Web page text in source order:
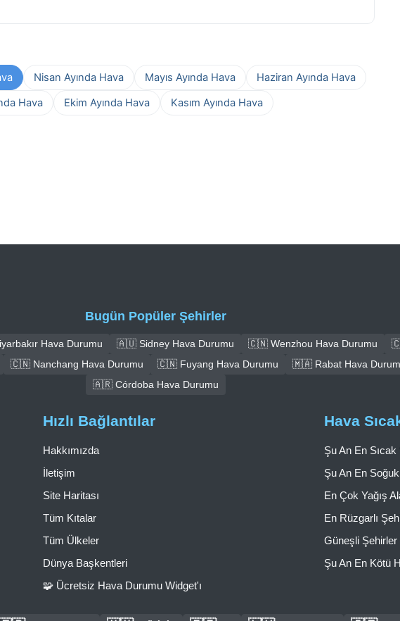
Nisan Ayında Hava Mayıs Ayında Hava
Haziran Ayında Hava
Hava Ekim Ayında Hava
Kasım Ayında Hava
Bugün Popüler Şehirler
Hava Durumu 🇦🇺 Sidney Hava Durumu 🇨🇳 Wenzhou Hava Durumu
🇨🇳 Nanchang Hava Durumu 🇨🇳 Fuyang Hava Durumu 🇲🇦 Rabat Hava
🇦🇷 Córdoba Hava Durumu
Hızlı Bağlantılar
Hakkımızda
İletişim
Site Haritası
Tüm Kıtalar
Tüm Ülkeler
Dünya Başkentleri
🧩 Ücretsiz Hava Durumu Widget'ı
Hava
Şu An En Sıcak
Şu An En
En Çok Yağış
En Rüzgarlı
Güneşli Şehirler
Şu An En Kötü